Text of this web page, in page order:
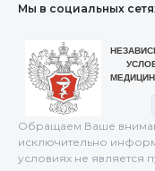
Мы в социальных
Обращаем Ваше
исключительно
условиях не